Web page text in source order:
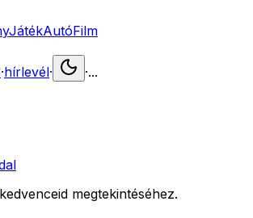
JátékAutóFilm
·hírlevél· ·...
megtekintéséhez.